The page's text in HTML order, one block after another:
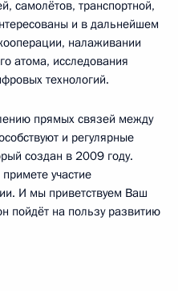
самолётов, транспортной,
и в дальнейшем
налаживании
атома, исследования
технологий.
прямых связей между
и регулярные
создан в 2009 году.
участие
И мы приветствуем Ваш
пойдёт на пользу развитию